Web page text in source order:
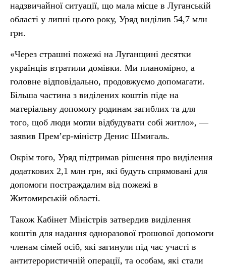
надзвичайної ситуації, що мала місце в Луганській
області у липні цього року, Уряд виділив 54,7 млн
грн.
«Через страшні пожежі на Луганщині десятки
українців втратили домівки. Ми планомірно, а
головне відповідально, продовжуємо допомагати.
Більша частина з виділених коштів піде на
матеріальну допомогу родинам загиблих та для
того, щоб люди могли відбудувати собі житло», —
заявив Прем’єр-міністр Денис Шмигаль.
Окрім того, Уряд підтримав рішення про виділення
додаткових 2,1 млн грн, які будуть спрямовані для
допомоги постраждалим від пожежі в
Житомирській області.
Також Кабінет Міністрів затвердив виділення
коштів для надання одноразової грошової допомоги
членам сімей осіб, які загинули під час участі в
антитерористичній операції, та особам, які стали